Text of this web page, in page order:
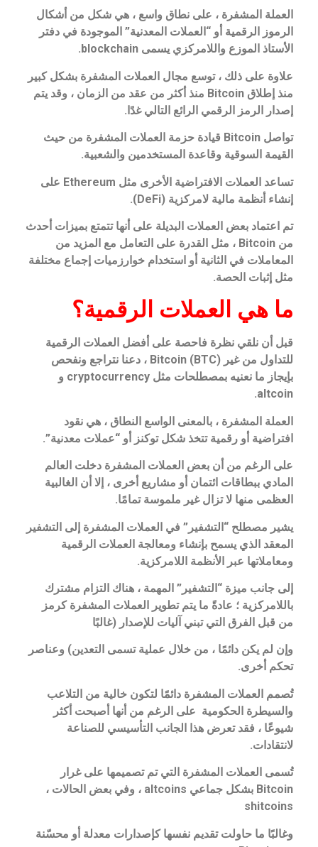
العملة المشفرة ، على نطاق واسع ، هي شكل من أشكال
الرموز الرقمية أو “العملات المعدنية” الموجودة في دفتر
الأستاذ الموزع واللامركزي يسمى blockchain.
علاوة على ذلك ، توسع مجال العملات المشفرة بشكل كبير
منذ إطلاق Bitcoin منذ أكثر من عقد من الزمان ، وقد يتم
إصدار الرمز الرقمي الرائع التالي غدًا.
تواصل Bitcoin قيادة حزمة العملات المشفرة من حيث
القيمة السوقية وقاعدة المستخدمين والشعبية.
تساعد العملات الافتراضية الأخرى مثل Ethereum على
إنشاء أنظمة مالية لامركزية (DeFi).
تم اعتماد بعض العملات البديلة على أنها تتمتع بميزات أحدث
من Bitcoin ، مثل القدرة على التعامل مع المزيد من
المعاملات في الثانية أو استخدام خوارزميات إجماع مختلفة
مثل إثبات الحصة.
ما هي العملات الرقمية؟
قبل أن نلقي نظرة فاحصة على أفضل العملات الرقمية
للتداول من غير Bitcoin (BTC) ، دعنا نتراجع ونفحص
بإيجاز ما نعنيه بمصطلحات مثل cryptocurrency و
altcoin.
العملة المشفرة ، بالمعنى الواسع النطاق ، هي نقود
افتراضية أو رقمية تتخذ شكل توكنز أو “عملات معدنية”.
على الرغم من أن بعض العملات المشفرة دخلت العالم
المادي ببطاقات ائتمان أو مشاريع أخرى ، إلا أن الغالبية
العظمى منها لا تزال غير ملموسة تمامًا.
يشير مصطلح “التشفير” في العملات المشفرة إلى التشفير
المعقد الذي يسمح بإنشاء ومعالجة العملات الرقمية
ومعاملاتها عبر الأنظمة اللامركزية.
إلى جانب ميزة “التشفير” المهمة ، هناك التزام مشترك
باللامركزية ؛ عادةً ما يتم تطوير العملات المشفرة كرمز
من قبل الفرق التي تبني آليات للإصدار (غالبًا
وإن لم يكن دائمًا ، من خلال عملية تسمى التعدين) وعناصر
تحكم أخرى.
تُصمم العملات المشفرة دائمًا لتكون خالية من التلاعب
والسيطرة الحكومية على الرغم من أنها أصبحت أكثر
شيوعًا ، فقد تعرض هذا الجانب التأسيسي للصناعة
لانتقادات.
تُسمى العملات المشفرة التي تم تصميمها على غرار
Bitcoin بشكل جماعي altcoins ، وفي بعض الحالات ،
shitcoins
وغالبًا ما حاولت تقديم نفسها كإصدارات معدلة أو محسّنة